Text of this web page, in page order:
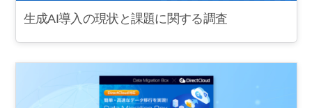
生成AI導入の現状と課題に関する調査